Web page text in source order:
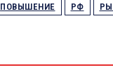
ПОВЫШЕНИЕ РФ